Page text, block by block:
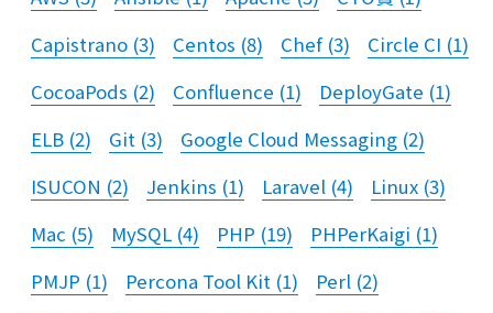
Capistrano (3) Centos (8) Chef (3) Circle CI (1)
CocoaPods (2) Confluence (1) DeployGate (1)
ELB (2) Git (3) Google Cloud Messaging (2)
ISUCON (2) Jenkins (1) Laravel (4) Linux (3)
Mac (5) MySQL (4) PHP (19) PHPerKaigi (1)
PMJP (1) Percona Tool Kit (1) Perl (2)